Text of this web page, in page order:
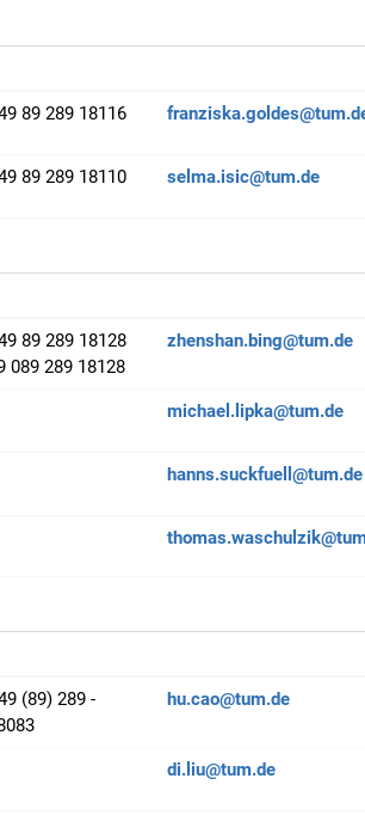
89 289 18116
89 289 18110 selma.isic@tum.de
89 289 18128
089 289 18128
zhenshan.bing@tum.de
michael.lipka@tum.de
hanns.suckfuell@tum.de
(89) 289 -
hu.cao@tum.de
di.liu@tum.de